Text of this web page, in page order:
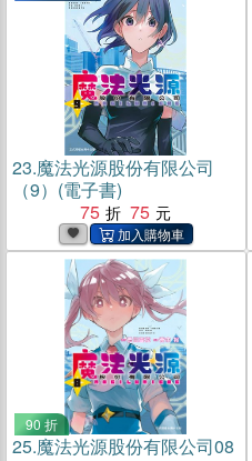
23.魔法光源股份有限公司
（9）(電子書)
75
75
90 折
25.魔法光源股份有限公司08